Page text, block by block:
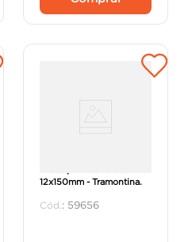
12x150mm - Tramontina.
: 59656